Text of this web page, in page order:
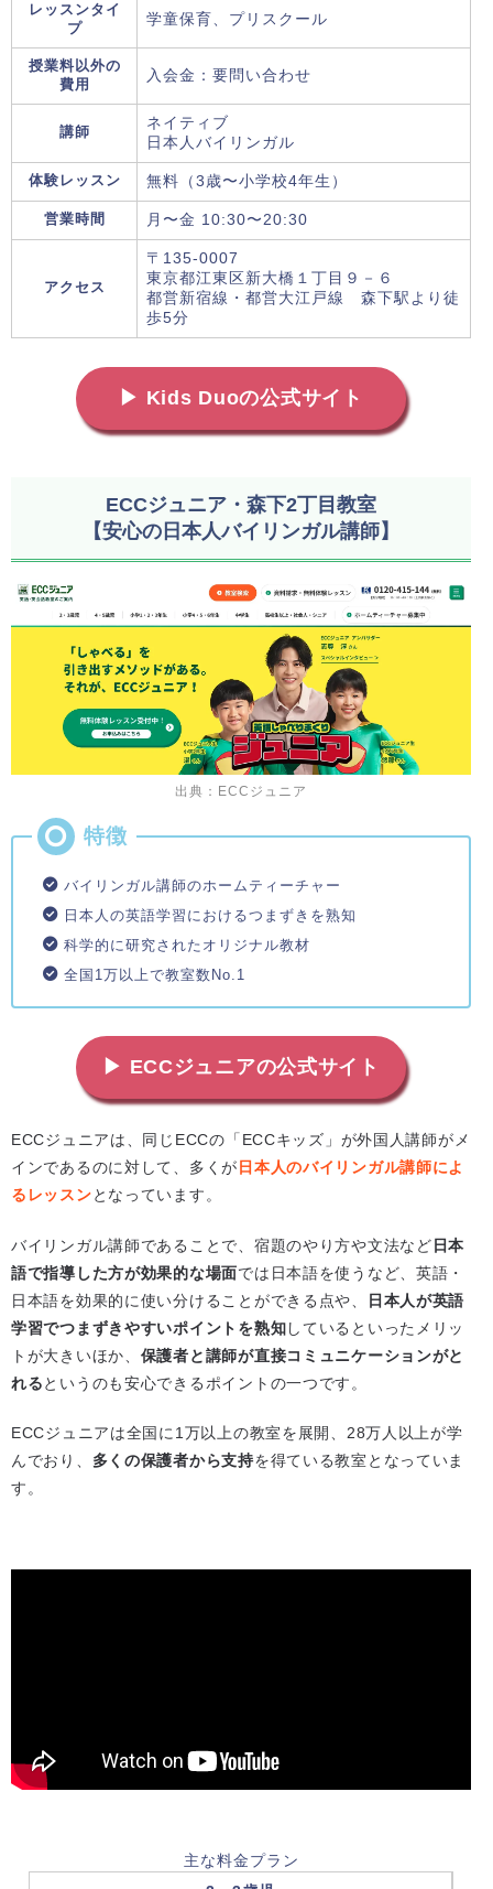
レッスンタイ
プ
学童保育、プリスクール
授業料以外の
費用
入会金：要問い合わせ
講師
ネイティブ
日本人バイリンガル
体験レッスン 無料（3歳〜小学校4年生）
営業時間 月〜金 10:30〜20:30
アクセス
〒135-0007
東京都江東区新大橋１丁目９－６
都営新宿線・都営大江戸線 森下駅より徒
歩5分
▶ Kids Duoの公式サイト
ECCジュニア・森下2丁目教室
【安心の日本人バイリンガル講師】
出典：ECCジュニア
バイリンガル講師のホームティーチャー
日本人の英語学習におけるつまずきを熟知
科学的に研究されたオリジナル教材
全国1万以上で教室数No.1
▶ ECCジュニアの公式サイト
ECCジュニアは、同じECCの「ECCキッズ」が外国人講師がメ
インであるのに対して、多くが 日本人のバイリンガル講師によ
るレッスンとなっています。
バイリンガル講師であることで、宿題のやり方や文法など日本
語で指導した方が効果的な場面では日本語を使うなど、英語・
日本語を効果的に使い分けることができる点や、
日本人が英語
学習でつまずきやすいポイントを熟知しているといったメリッ
トが大きいほか、 保護者と講師が直接コミュニケーションがと
れるというのも安心できるポイントの一つです。
ECCジュニアは全国に1万以上の教室を展開、28万人以上が学
んでおり、 多くの保護者から支持を得ている教室となっていま
す。
主な料金プラン